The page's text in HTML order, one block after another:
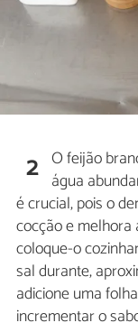
2 O feijão
água
é crucial, pois o
cocção e melhora
coloque-o
sal durante,
adicione uma
incrementar o